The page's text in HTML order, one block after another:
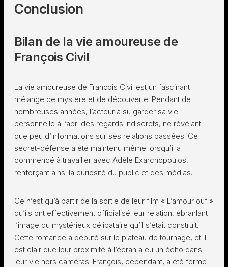
Conclusion
Bilan de la vie amoureuse de
François Civil
La vie amoureuse de François Civil est un fascinant
mélange de mystère et de découverte. Pendant de
nombreuses années, l’acteur a su garder sa vie
personnelle à l’abri des regards indiscrets, ne révélant
que peu d’informations sur ses relations passées. Ce
secret-défense a été maintenu même lorsqu’il a
commencé à travailler avec Adèle Exarchopoulos,
renforçant ainsi la curiosité du public et des médias.
Ce n’est qu’à partir de la sortie de leur film « L’amour ouf »
qu’ils ont effectivement officialisé leur relation, ébranlant
l’image du mystérieux célibataire qu’il s’était construit.
Cette romance a débuté sur le plateau de tournage, et il
est clair que leur proximité à l’écran a eu un écho dans
leur vie hors caméras. François, cependant, a été ferme